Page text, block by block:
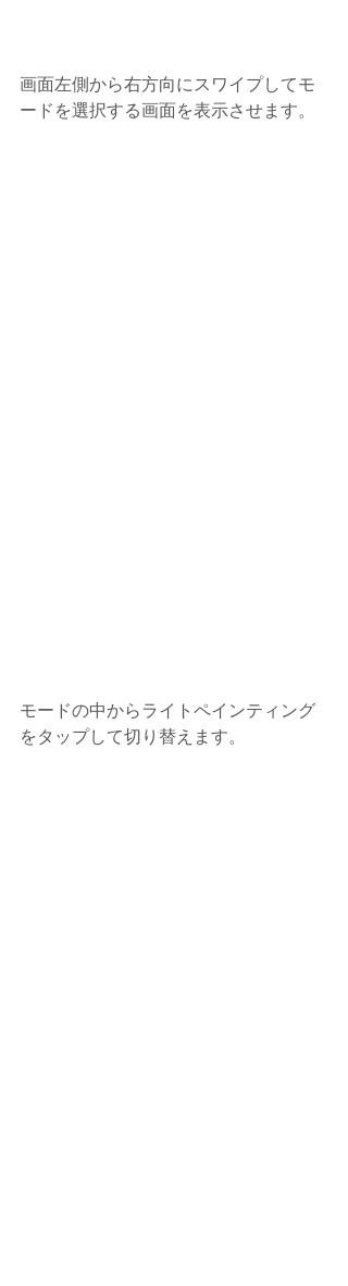
画面左側から右方向にスワイプしてモ
ードを選択する画面を表示させます。
モードの中からライトペインティング
をタップして切り替えます。